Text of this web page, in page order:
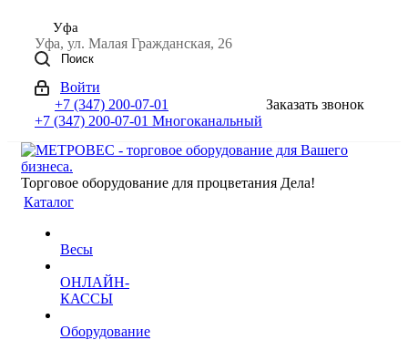
Уфа
Уфа, ул. Малая Гражданская, 26
Поиск
Войти
+7 (347) 200-07-01
+7 (347) 200-07-01 Многоканальный
Заказать звонок
Торговое оборудование для процветания Дела!
Каталог
Весы
ОНЛАЙН-
КАССЫ
Оборудование